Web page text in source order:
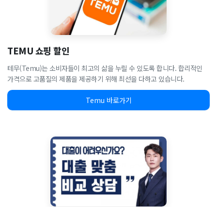
TEMU 쇼핑 할인
테무(Temu)는 소비자들이 최고의 삶을 누릴 수 있도록 합니다. 합리적인
가격으로 고품질의 제품을 제공하기 위해 최선을 다하고 있습니다.
Temu 바로가기